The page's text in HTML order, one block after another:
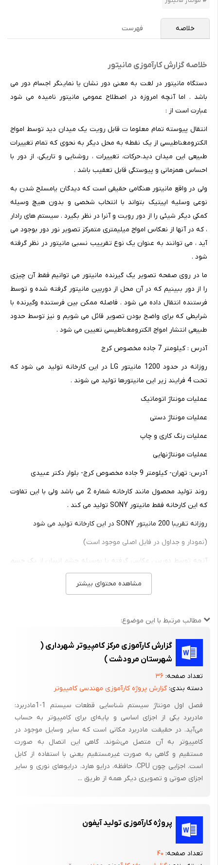
خلاصه فهرست
خلاصه گزارش کارآموزی مانیتور
دستگاه مانیتور در لغت به معنی دور نشان یا نماینگر اجسام دور می
باشد . اما آنچه امروزه در اصطلاح عمومی مانیتور نامیده می شود
عبارت است از :
انتقال پیوسته تمام معلوما ت قابل رویت یک میدان دید توسط امواج
الکترومغناطیسی از یک نقطه به محل دیگر به نحوی که تمام تغییرات
طبیعی این میدان دید،حرکات، تغییرات ، روشنایی و تاریکی، از دور با
احساس همزمانی و پیوستگی قابل تعقیب باشد .
ولی در واقع مانیتور هنگامی حقیقی است که دیدگان یامسلح شدن به
نوعی وسلیه اپیتیک بتواند با انتخاب شخصی و بدون هیچ وسیله
کمکی دیگر شیئی را از دور رویت و آنرا در نظر بگیرد . سیستم های رادار
، که در آنها از نعکاس امواج میلیمتری متمرکز تصویر نور دور بوجود می
آید ، می توانند به عنوان یک نوع تقرییب نسبی مانیتور در نظر گرفته
شود .
ما در روی صفحه تصویر یک گیرنده مانیتور می توانیم فقط آن چیزی
را از دور ببینیم که در آن محل از دوربین مانیتور گرفته شده و توسط
فرستنده انتقال داده می شود . فاصله ممکن بین فرستنده وگیرنده با
شرایطی که برای واضح بودن تصویر قائل می شویم و نیز توسط حدود
طبیعی انتشار امواج الکترومغناطیسی تعیین می شود .
آدرس : کیلومتر 7 جاده مخصوص کرج
روزانه در حدود 1200 مانیتور LG در این کارخانه تولید می شود که
تحت 4 فرایند زیر این مانیتورها تولید می شوند .
عملیات مونتاژ اتوماتیک
عملیات مونتاژ دستی
عملیات رنگ کاری و چاپ
عملیات مونتاژنهایی
آدرس: تهران- کیلومتر 9 جاده مخصوص کرج- بلوار دکتر عبیدی
روند تولید محصول مانند کارخانه شماره 2 می باشد ولی با این تفاوت
که این کارخانه فقط مانیتور SONY تولید می کند .
روزانه تقریبا 200 مانیتور SONY در این کارخانه تولید می شود
(نمودار و جداول در فایل اصلی موجود است)
آنچه توسط دوربین عکاسی گرفته یا بوسیله چشم انسان از یک جسم
دیده می شود ، نور منتشر شده از طرف جسم باعث دیدن آنها می شود
و در نتیجه تصویری از آن جسم را به وجود می آورد . بنابراین اگر هیچ
هم به وجود نمی آید .
چگونگی نمایش تصویر در گیرنده مانیتور :
مادامی که به مانیتور نگاه می کنیم ، تصاویر آن صحنه های متحرک و
واقعی بنظر می رسند . زیرا در مانیتور نیز مانند سینما ، در هر ثانیه
سریع و حساب شده این عکسها با توجه به آنچه گفته خواهد شد
موجب می شود تا تصاویر ، صحنه های واقعی بنظر برسد . البته یک
تفاوت بزرگ بین نمایش تصویر در مانیتور و سینما وجود دارد و آن
اینکه تصویر در سینما از فیلم های واقعی نظیر
لامپ دوربین فرستنده مرور می شود .
پس از آنکه یک تصویر نوری روی صفحه حساس به نور لامپ دوربین
فرستنده بوجود می آید ، اجزاء تشکیل دهنده آن تصویر ،با مرور اشعه
مشاهده محتوای بیشتر
مطالب مرتبط با این موضوع:
گزارش کارآموزی مرکز کامپیوتر شهرداری (
شهرستان مرودشت )
تعداد صفحه: ۳۶
دسته بندی: گزارش پروژه کارآموزی مهندسی کامپیوتر
فصل اول مونتاژ سیستم شناسایی قطعات سیستم 1-1مادربرد:
مادربرد یکی از اجزای اساسی و پایه‌ای برای کامپیوتر به حساب
می‌آید. در حقیقت مادربرد مکانی است که سایر وسایل موجود در
کامپیوتر به آن متصل می‌شوند. گاهی این اتصال به صورت
مستقیم و گاهی به صورت غیرمستقیم یعنی با استفاده از کابل
است. اجزایی چون CPU، حافظه، درایو هارد، درایوهای نوری و سایر
اجزای صوتی و تصویری دیگر همه از طریق ...
پروژه کارآموزی تولید آیفون
تعداد صفحه: ۴۰